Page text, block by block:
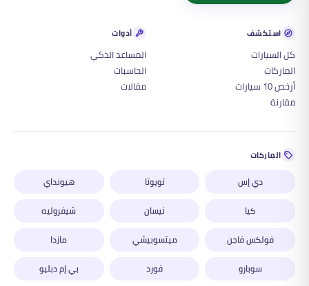
استكشف
كل السيارات
الماركات
أرخص 10 سيارات
مقارنة
أدوات
المساعد الذكي
الحاسبات
مقالات
الماركات
دي إس تويوتا
هيونداي
كيا
نيسان
شيفروليه
فولكس فاجن
ميتسوبيشي
مازدا
سوبارو
فورد بي إم دبليو